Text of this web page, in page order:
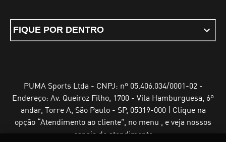
FIQUE POR DENTRO
PUMA Sports Ltda - CNPJ: nº 05.406.034/0001-02 -
Endereço: Av. Queiroz Filho, 1700 - Vila Hamburguesa, 6º
andar, Torre A, São Paulo - SP, 05319-000 | Clique na
opção “Atendimento ao cliente”, no menu , e veja nossos
canais de atendimento